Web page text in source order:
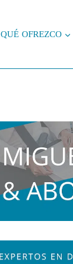
QUÉ OFREZCO